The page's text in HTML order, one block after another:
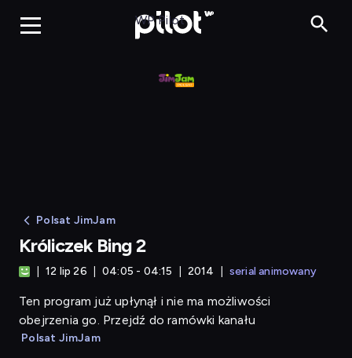
Króliczek Bing 2
WP Pilot
Polsat JimJam
Króliczek Bing 2
12 lip 26 04:05 - 04:15 2014 serial animowany
Ten program już upłynął i nie ma możliwości
obejrzenia go. Przejdź do ramówki kanału
Polsat JimJam